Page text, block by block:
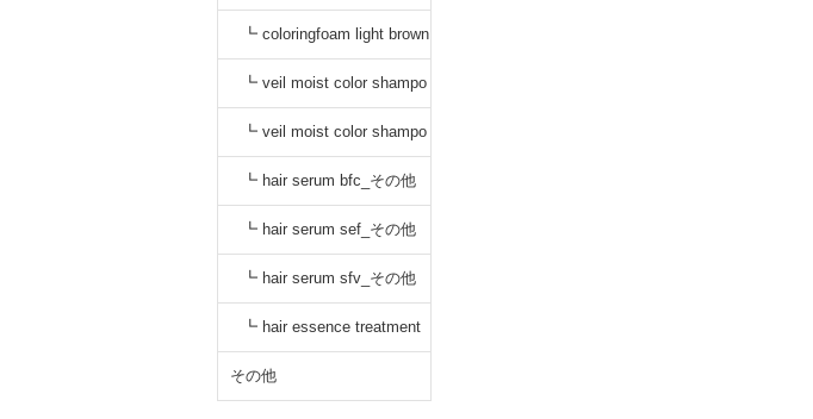
┗ coloringfoam light brown
_縛り
┗ veil moist color shampo
o black_縛り
┗ veil moist color shampo
o dark brown_縛り
┗ hair serum bfc_その他
┗ hair serum sef_その他
┗ hair serum sfv_その他
┗ hair essence treatment
dr_その他
その他